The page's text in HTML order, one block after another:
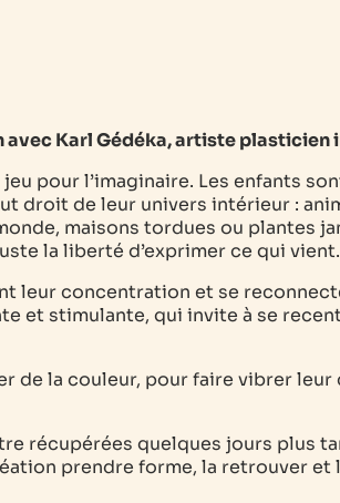
avec Karl Gédéka, artiste plasticien
pour l’imaginaire. Les enfants
droit de leur univers intérieur :
maisons tordues ou plantes
la liberté d’exprimer ce qui vient.
leur concentration et se
et stimulante, qui invite à se
de la couleur, pour faire vibrer leur
récupérées quelques jours plus
prendre forme, la retrouver et